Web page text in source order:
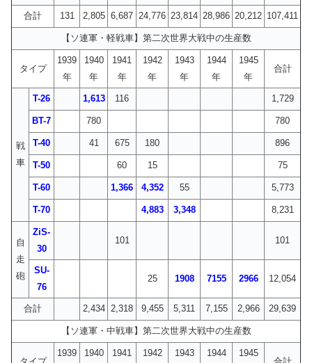
合計 131 2,805 6,687 24,776 23,814 28,986 20,212 107,411
【ソ連軍・軽戦車】第二次世界大戦中の生産数
タイプ
1939
年
1940
年
1941
年
1942
年
1943
年
1944
年
1945
年
合計
戦
車
T-26 1,613 116 1,729
BT-7 780 780
T-40 41 675 180 896
T-50 60 15 75
T-60 1,366 4,352 55 5,773
T-70 4,883 3,348 8,231
自
走
砲
ZiS-
30
101 101
SU-
76
25 1908 7155 2966 12,054
合計 2,434 2,318 9,455 5,311 7,155 2,966 29,639
【ソ連軍・中戦車】第二次世界大戦中の生産数
1939
1940
1941
1942
1943
1944
1945